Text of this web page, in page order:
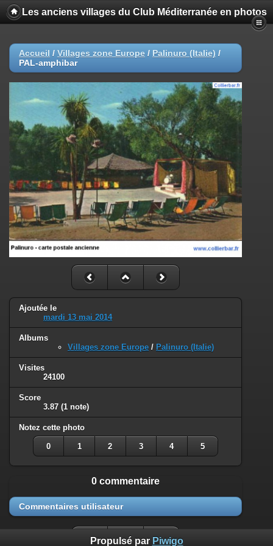
Les anciens villages du Club Méditerranée en photos
Accueil / Villages zone Europe / Palinuro (Italie) /
PAL-amphibar
Ajoutée le
mardi 13 mai 2014
Albums
Villages zone Europe / Palinuro (Italie)
Visites
24100
Score
3.87 (1 note)
Notez cette photo
0 1 2 3 4 5
0 commentaire
Commentaires utilisateur
Propulsé par Piwigo